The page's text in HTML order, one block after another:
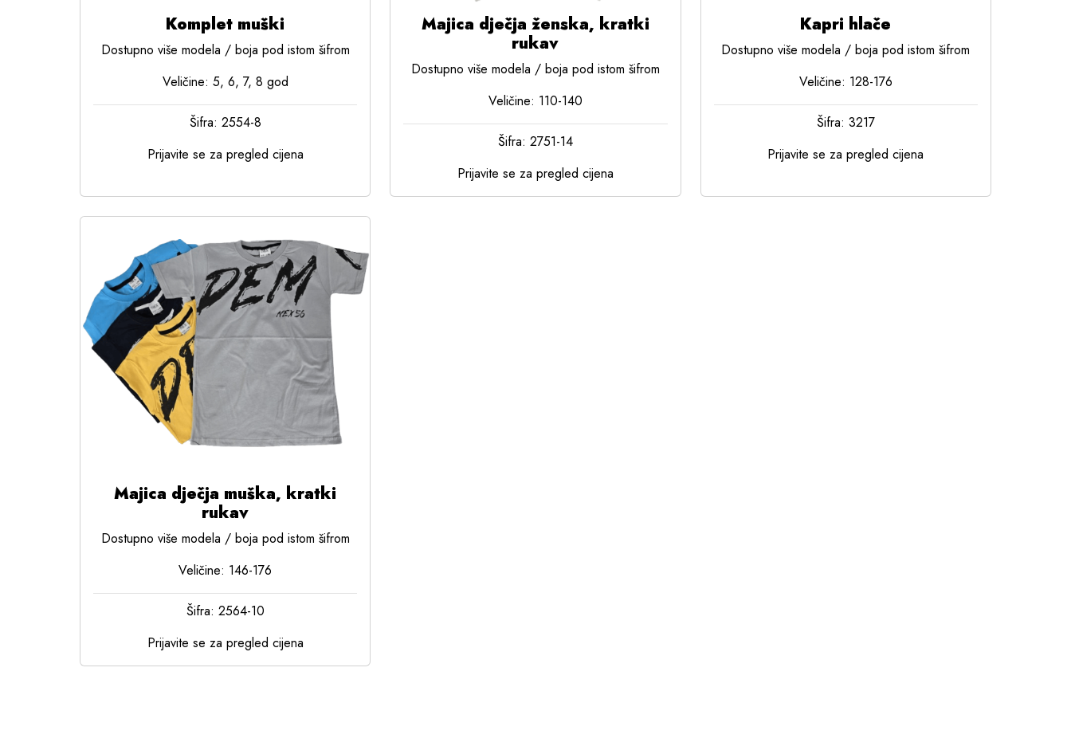
Komplet muški
Dostupno više modela / boja pod istom šifrom
Veličine: 5, 6, 7, 8 god
Šifra: 2554-8
Prijavite se za pregled cijena
Majica dječja ženska, kratki
rukav
Dostupno više modela / boja pod istom šifrom
Veličine: 110-140
Šifra: 2751-14
Prijavite se za pregled cijena
Kapri hlače
Dostupno više modela / boja pod istom šifrom
Veličine: 128-176
Šifra: 3217
Prijavite se za pregled cijena
Majica dječja muška, kratki
rukav
Dostupno više modela / boja pod istom šifrom
Veličine: 146-176
Šifra: 2564-10
Prijavite se za pregled cijena